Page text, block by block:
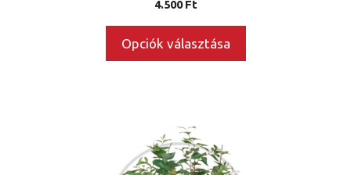
4.500Ft
Opciók választása